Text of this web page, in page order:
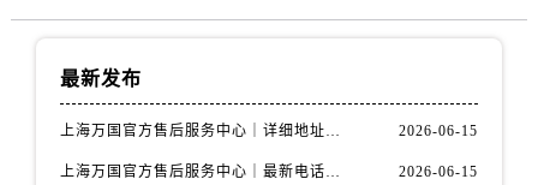
最新发布
2026-06-15
2026-06-15